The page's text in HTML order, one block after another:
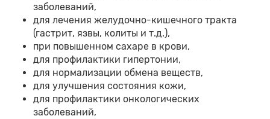
заболеваний,
для лечения желудочно-кишечного тракта
(гастрит, язвы, колиты и т.д.),
при повышенном сахаре в крови,
для профилактики гипертонии,
для нормализации обмена веществ,
для улучшения состояния кожи,
для профилактики онкологических
заболеваний,